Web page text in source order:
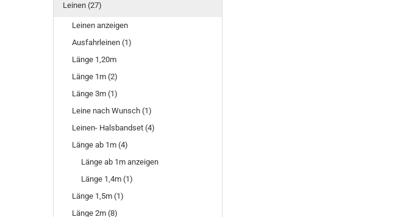
Leinen (27)
Leinen anzeigen
Ausfahrleinen (1)
Länge 1,20m
Länge 1m (2)
Länge 3m (1)
Leine nach Wunsch (1)
Leinen- Halsbandset (4)
Länge ab 1m (4)
Länge ab 1m anzeigen
Länge 1,4m (1)
Länge 1,5m (1)
Länge 2m (8)